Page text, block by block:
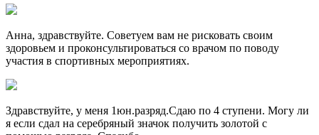
Анна, здравствуйте. Советуем вам не рисковать своим
здоровьем и проконсультироваться со врачом по поводу
участия в спортивных мероприятиях.
Здравствуйте, у меня 1юн.разряд.Сдаю по 4 ступени. Могу ли
я если сдал на серебряный значок получить золотой с